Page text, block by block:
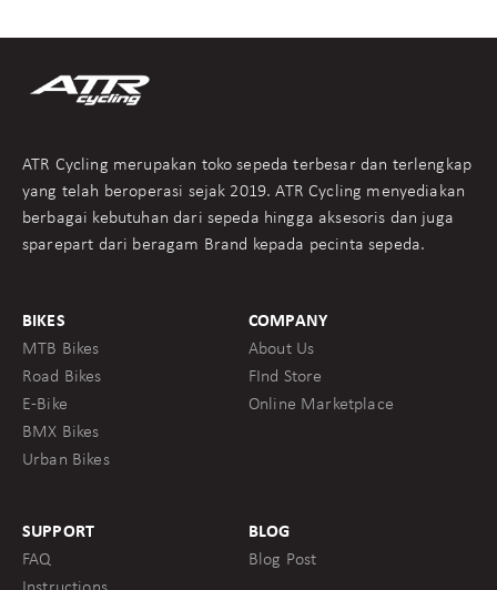
ATR Cycling merupakan toko sepeda terbesar dan terlengkap
yang telah beroperasi sejak 2019. ATR Cycling menyediakan
berbagai kebutuhan dari sepeda hingga aksesoris dan juga
sparepart dari beragam Brand kepada pecinta sepeda.
BIKES
MTB Bikes
Road Bikes
E-Bike
BMX Bikes
Urban Bikes
COMPANY
About Us
FInd Store
Online Marketplace
SUPPORT
FAQ
BLOG
Blog Post